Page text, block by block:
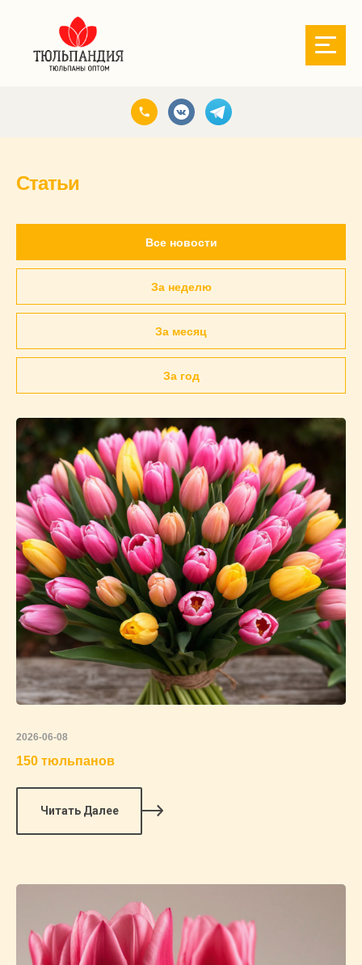
Статьи
Все новости
За неделю
За месяц
За год
2026-06-08
150 тюльпанов
Читать Далее